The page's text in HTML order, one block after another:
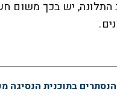
התלונה, יש בכך משום
בתוכנית הנסיגה